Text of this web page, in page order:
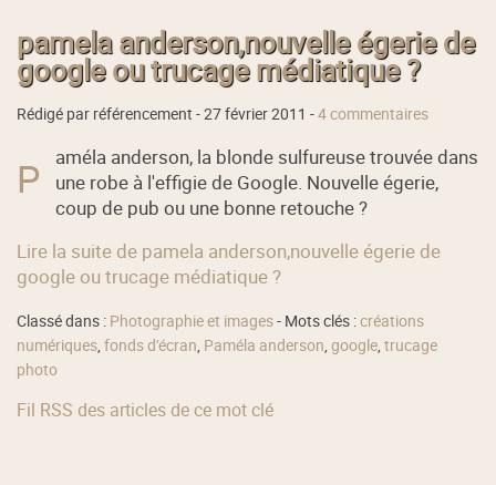
pamela anderson,nouvelle égerie de
google ou trucage médiatique ?
Rédigé par référencement -27 février 2011 -4 commentaires
P
améla anderson, la blonde sulfureuse trouvée dans
une robe à l'effigie de Google. Nouvelle égerie,
coup de pub ou une bonne retouche ?
Lire la suite de pamela anderson,nouvelle égerie de
google ou trucage médiatique ?
Classé dans : Photographie et images- Mots clés :créations
numériques,fonds d'écran, Paméla anderson,google,trucage
photo
Fil RSS des articles de ce mot clé